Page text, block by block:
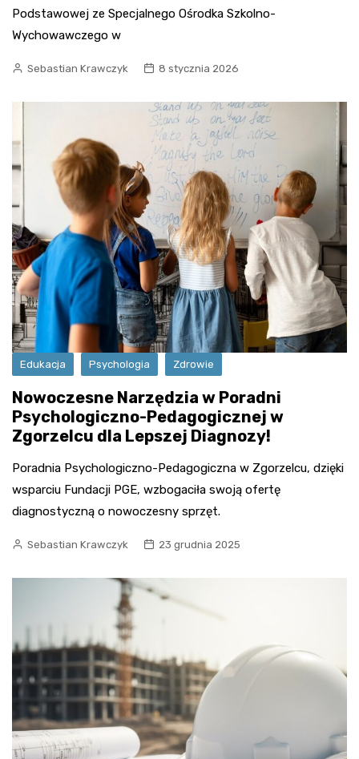
Podstawowej ze Specjalnego Ośrodka Szkolno-
Wychowawczego w
Sebastian Krawczyk 8 stycznia 2026
Edukacja Psychologia Zdrowie
Nowoczesne Narzędzia w Poradni
Psychologiczno-Pedagogicznej w
Zgorzelcu dla Lepszej Diagnozy!
Poradnia Psychologiczno-Pedagogiczna w Zgorzelcu, dzięki
wsparciu Fundacji PGE, wzbogaciła swoją ofertę
diagnostyczną o nowoczesny sprzęt.
Sebastian Krawczyk 23 grudnia 2025